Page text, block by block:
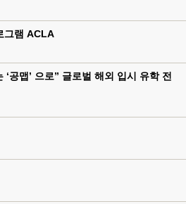
그램 ACLA
공맵’ 으로” 글로벌 해외 입시 유학 전